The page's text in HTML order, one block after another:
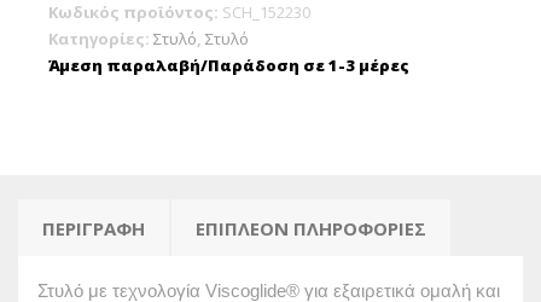
στυλό
παστέλ
Κωδικός προϊόντος: SCH_152230
Κατηγορίες: Στυλό, Στυλό
Άμεση παραλαβή/Παράδοση σε 1-3 μέρες
ΠΕΡΙΓΡΑΦΉ ΕΠΙΠΛΈΟΝ ΠΛΗΡΟΦΟΡΊΕΣ
Στυλό με τεχνολογία Viscoglide® για εξαιρετικά ομαλή και